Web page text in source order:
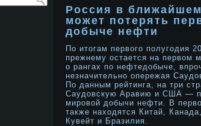
Россия в
может потерять
добыче нефти
По итогам первого полугодия
прежнему остается на первом
о рангах по нефтедобыче,
незначительно опережая
По данным рейтинга, на три
Саудовскую Аравию и США —
мировой добычи нефти. В
также находятся Китай,
Кувейт и Бразилия.